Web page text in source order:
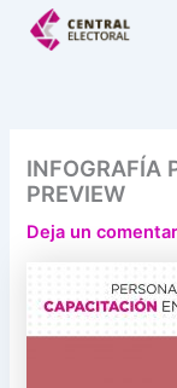
INFOGRAFÍA
PREVIEW
Deja un